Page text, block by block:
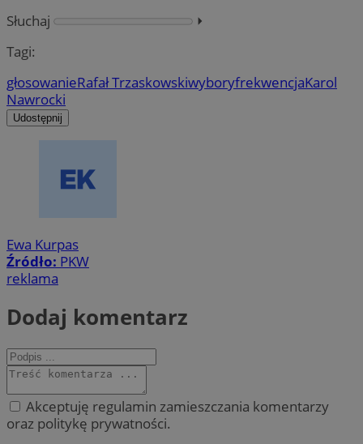
Słuchaj
⏵︎
Tagi:
głosowanieRafał TrzaskowskiwyboryfrekwencjaKarol
Nawrocki
Udostępnij
Ewa Kurpas
Źródło: PKW
reklama
Dodaj komentarz
Akceptuję regulamin zamieszczania komentarzy
oraz politykę prywatności.